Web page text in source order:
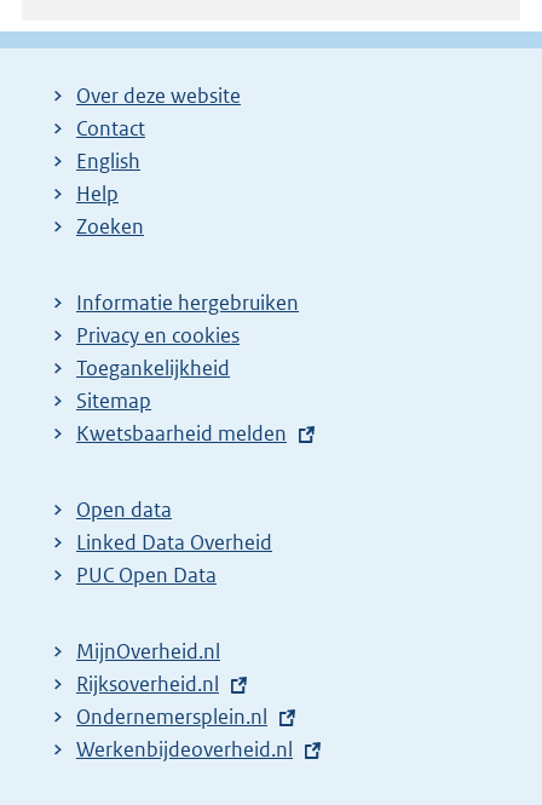
Over deze website
Contact
English
Help
Zoeken
Informatie hergebruiken
Privacy en cookies
Toegankelijkheid
Sitemap
E
t
e
r
l
i
n
k
Kwetsbaarheid melden
Open data
Linked Data Overheid
PUC Open Data
MijnOverheid.nl
E
x
t
Rijksoverheid.nl
E
x
Ondernemersplein.nl
E
Werkenbijdeoverheid.nl